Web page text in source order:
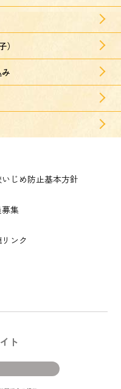
じめ防止基本方針
集
ンク
ト